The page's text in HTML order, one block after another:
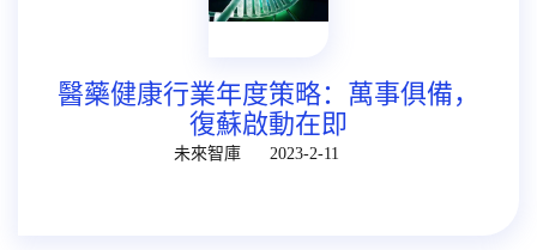
醫藥健康行業年度策略：萬事俱備，
復蘇啟動在即
未來智庫 2023-2-11